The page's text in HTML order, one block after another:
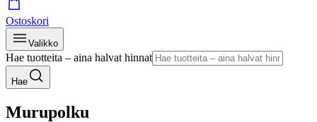
Ostoskori
Valikko
Hae tuotteita – aina halvat hinnat
Hae
Murupolku